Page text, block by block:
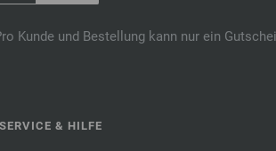
Kunde und Bestellung kann nur ein
SERVICE & HILFE